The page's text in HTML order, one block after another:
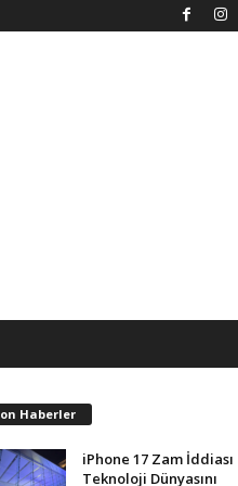
Haberler
iPhone 17 Zam İddiası
Teknoloji Dünyasını